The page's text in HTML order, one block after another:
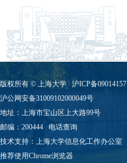
版权所有 ©上海大学
沪ICP备09014157
沪公网安备31009102000049号
地址：上海市宝山区上大路99号
邮编：200444 电话查询
技术支持： 上海大学信息化工作办公室
推荐使用Chrome浏览器